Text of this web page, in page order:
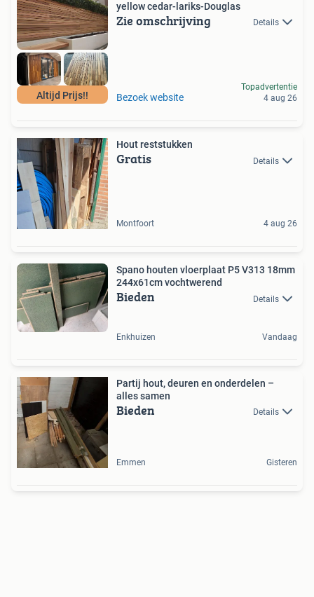
Altijd Prijs!!
yellow cedar-lariks-Douglas
Zie omschrijving Details
Bezoek website
Topadvertentie
4 aug 26
Hout reststukken
Gratis Details
Montfoort 4 aug 26
Spano houten vloerplaat P5 V313 18mm
244x61cm vochtwerend
Bieden Details
Enkhuizen Vandaag
Partij hout, deuren en onderdelen –
alles samen
Bieden Details
Emmen Gisteren